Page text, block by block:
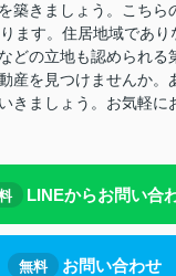
築きましょう。こちら
ます。住居地域であ
どの立地も認められる
産を見つけませんか。
きましょう。お気軽に
LINEからお問い合
無料 お問い合わせ